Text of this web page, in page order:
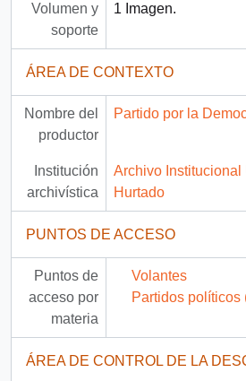
Volumen y
soporte
1 Imagen.
ÁREA DE CONTEXTO
Nombre del
productor
Partido por la
Institución
archivística
Archivo
Hurtado
PUNTOS DE ACCESO
Puntos de
acceso por
materia
Volantes
Partidos políticos
ÁREA DE CONTROL DE LA